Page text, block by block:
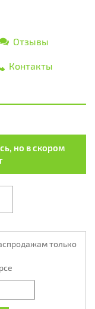
Отзывы
Контакты
но в скором
только